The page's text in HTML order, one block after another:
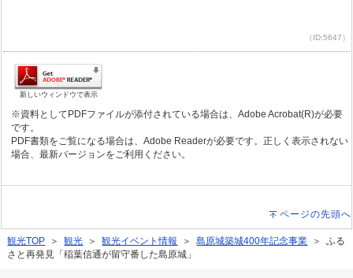
（ID:5647）
新しいウィンドウで表示
※資料としてPDFファイルが添付されている場合は、Adobe Acrobat(R)が必要
です。
PDF書類をご覧になる場合は、Adobe Readerが必要です。正しく表示されない
場合、最新バージョンをご利用ください。
ページの先頭へ
観光TOP ＞観光 ＞観光イベント情報 ＞島原城築城400年記念事業 ＞ ふる
さと再発見「稲葉信通が留守番した島原城」